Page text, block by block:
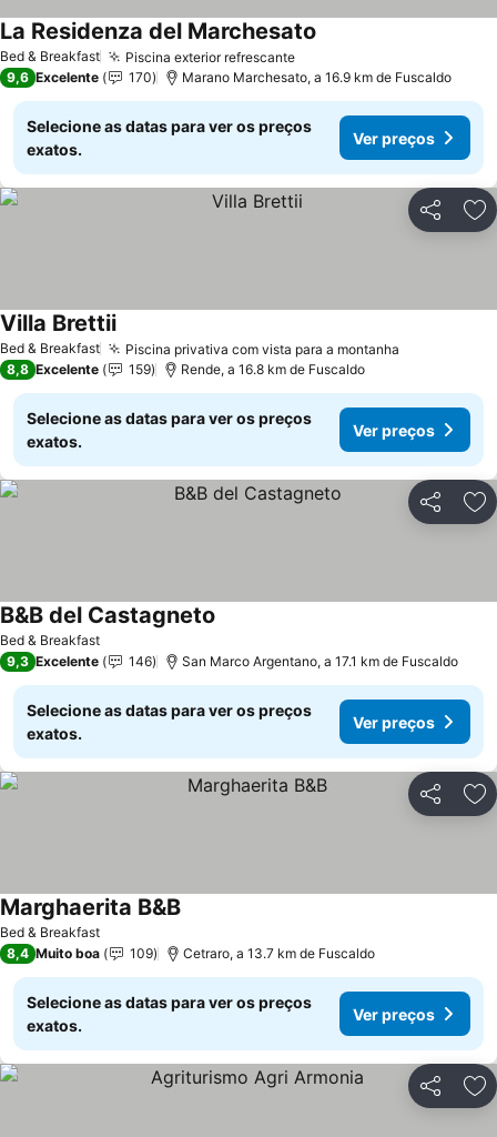
Bed & Breakfast Piscina exterior refrescante
La Residenza del Marchesato
9,6 Excelente 170 Marano Marchesato, a 16.9 km de Fuscaldo
Selecione as datas para ver os preços
exatos.
Ver preços
Partilhar
Bed & Breakfast Piscina privativa com vista para a montanha
Villa Brettii
8,8 Excelente 159 Rende, a 16.8 km de Fuscaldo
Selecione as datas para ver os preços
exatos.
Ver preços
Partilhar
Bed & Breakfast
B&B del Castagneto
9,3 Excelente 146 San Marco Argentano, a 17.1 km de Fuscaldo
Selecione as datas para ver os preços
exatos.
Ver preços
Partilhar
Bed & Breakfast
Marghaerita B&B
8,4 Muito boa 109 Cetraro, a 13.7 km de Fuscaldo
Selecione as datas para ver os preços
exatos.
Ver preços
Partilhar